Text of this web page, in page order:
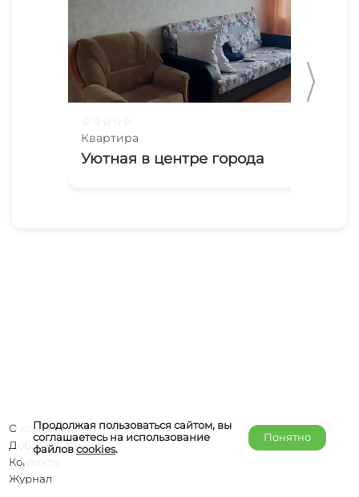
Квартира
Уютная в центре города
Продолжая пользоваться сайтом, вы
соглашаетесь на использование
файловcookies.
Понятно
О компании
Добавить объект
Контакты
Журнал